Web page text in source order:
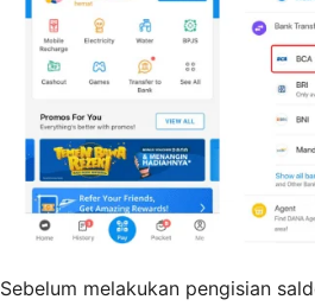
Sebelum melakukan pengisian